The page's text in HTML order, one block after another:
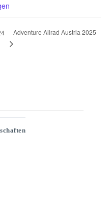
Adventure Allrad Austria 2025